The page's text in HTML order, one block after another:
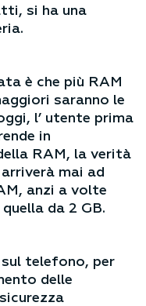
si ha una
è che più RAM
saranno le
l’ utente prima
in
RAM, la verità
mai ad
anzi a volte
da 2 GB.
telefono, per
delle